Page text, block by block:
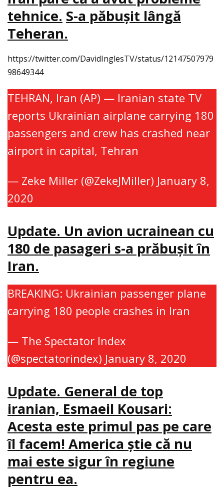
tehnice. S-a păbuşit lângă
Teheran.
https://twitter.com/DavidInglesTV/status/12147507979
98649344
TEHRAN, Iran (AP) — Iranian state TV
reports Ukrainian airplane carrying 180
passengers and crew has crashed near
airport in capital, Tehran
— Zeke Miller (@ZekeJMiller) January 8,
2020
Update. Un avion ucrainean cu
180 de pasageri s-a prăbuşit în
Iran.
BREAKING: Ukrainian passenger plane
carrying 180 people crashes in Iran
— The Spectator Index
(@spectatorindex) January 8, 2020
Update. General de top
iranian, Esmaeil Kousari:
Acesta este primul pas pe care
îl facem! America ştie că nu
mai este sigur în regiune
pentru ea.